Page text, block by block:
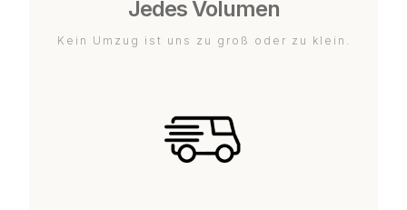
Jedes Volumen
Kein Umzug ist uns zu groß oder zu klein.